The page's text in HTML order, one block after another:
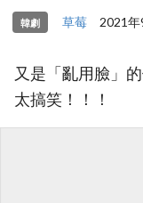
韓劇 草莓 2021
又是「亂用臉」
太搞笑！！！